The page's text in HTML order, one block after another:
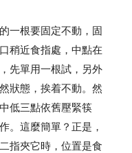
一根要固定不動，固
稍近食指處，中點在
先單用一根試，另外
狀態，挨着不動。然
低三點依舊壓緊筷
。這麼簡單？正是，
指夾它時，位置是食